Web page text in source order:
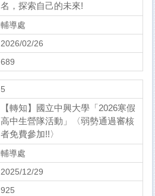
名，探索自己的未來!
輔導處
2026/02/26
689
5
【轉知】國立中興大學「2026寒假
高中生營隊活動」〈弱勢通過審核
者免費參加!!〉
輔導處
2025/12/29
925